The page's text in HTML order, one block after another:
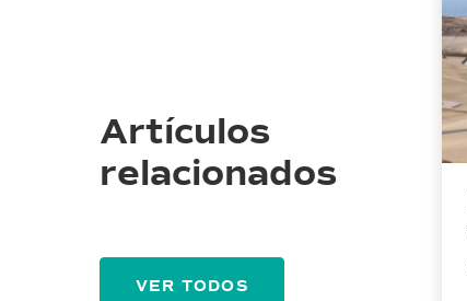
Artículos
relacionados
VER TODOS